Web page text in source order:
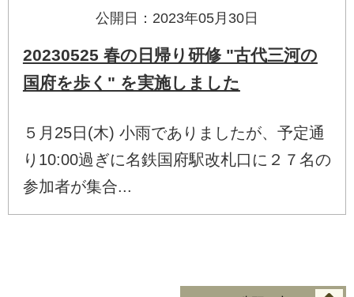
公開日：2023年05月30日
20230525 春の日帰り研修 "古代三河の
国府を歩く" を実施しました
５月25日(木) 小雨でありましたが、予定通
り10:00過ぎに名鉄国府駅改札口に２７名の
参加者が集合...